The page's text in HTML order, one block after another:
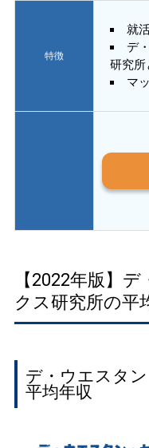
特徴
就
デ
研究所
マ
【2022年版】
クス研究所の平
デ・ウエスタ
平均年収